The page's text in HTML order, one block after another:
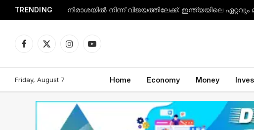
സാംസങ് ഗാലക്‌സി ബഡ്‌സ് 2, ബഡ്‌സ് 2 പ്രോ, ബഡ്‌സ് എഫ്ഇ ഇയർഫോണുകൾ എന്നിവയിലേക്ക് ഗാലക്‌സി എഐ ഫീച്ചറുകൾ അവതരിപ്പിച്ചു.
Facebook
X
InstagramYouTube
Friday, August 7 Home Economy Money